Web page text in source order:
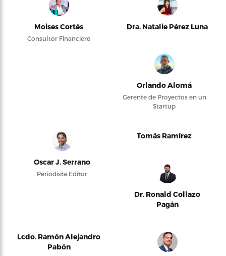
Moises Cortés
Consultor Financiero
Dra. Natalie Pérez Luna
Orlando Alomá
Gerente de Proyectos en un
Startup
Oscar J. Serrano
Periodista Editor
Tomás Ramírez
Dr. Ronald Collazo
Pagán
Lcdo. Ramón Alejandro
Pabón